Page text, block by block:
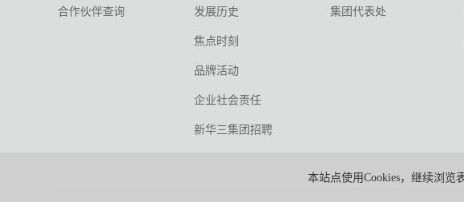
合作伙伴查询 发展历史
焦点时刻
品牌活动
企业社会责任
新华三集团招聘
集团代表处
本站点使用Cookies，继续浏览